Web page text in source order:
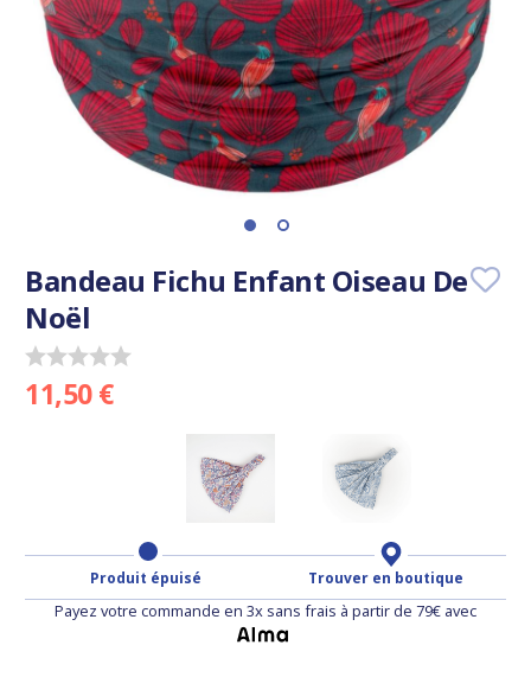
Bandeau Fichu Enfant Oiseau De
Noël
11,50 €
Produit épuisé Trouver en boutique
Payez votre commande en 3x sans frais à partir de 79€ avec